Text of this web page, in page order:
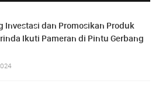
Investasi dan Promosikan Produk
Ikuti Pameran di Pintu Gerbang